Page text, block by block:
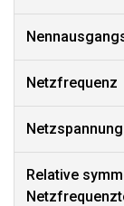
Netzfrequenz
Netzspannung
Relative